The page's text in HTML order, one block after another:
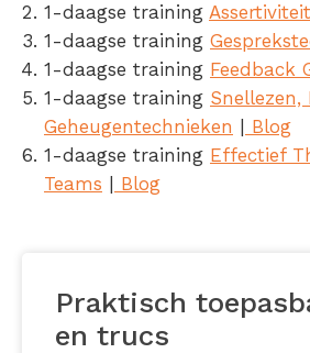
1-daagse training Assertiviteit
1-daagse training
1-daagse training Feedback
1-daagse training
Geheugentechnieken
Blog
1-daagse training Effectief
Teams
Blog
Praktisch
en trucs